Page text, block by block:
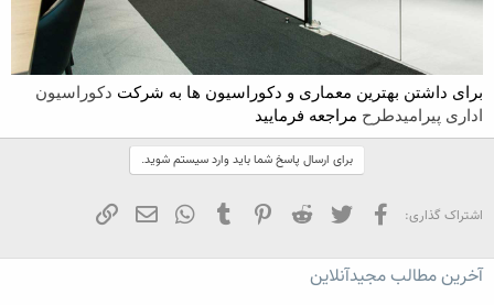
برای داشتن بهترین معماری و دکوراسیون ها به شرکت دکوراسیون
اداری پیرامیدطرح مراجعه فرمایید
برای ارسال پاسخ شما باید وارد سیستم شوید.
اشتراک گذاری: فیسبوک تویتر Reddit
Pinterest
Tumblr
WhatsApp
ایمیل
آخرین مطالب مجیدآنلاین